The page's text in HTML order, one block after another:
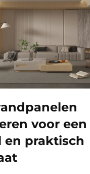
voor een
en praktisch